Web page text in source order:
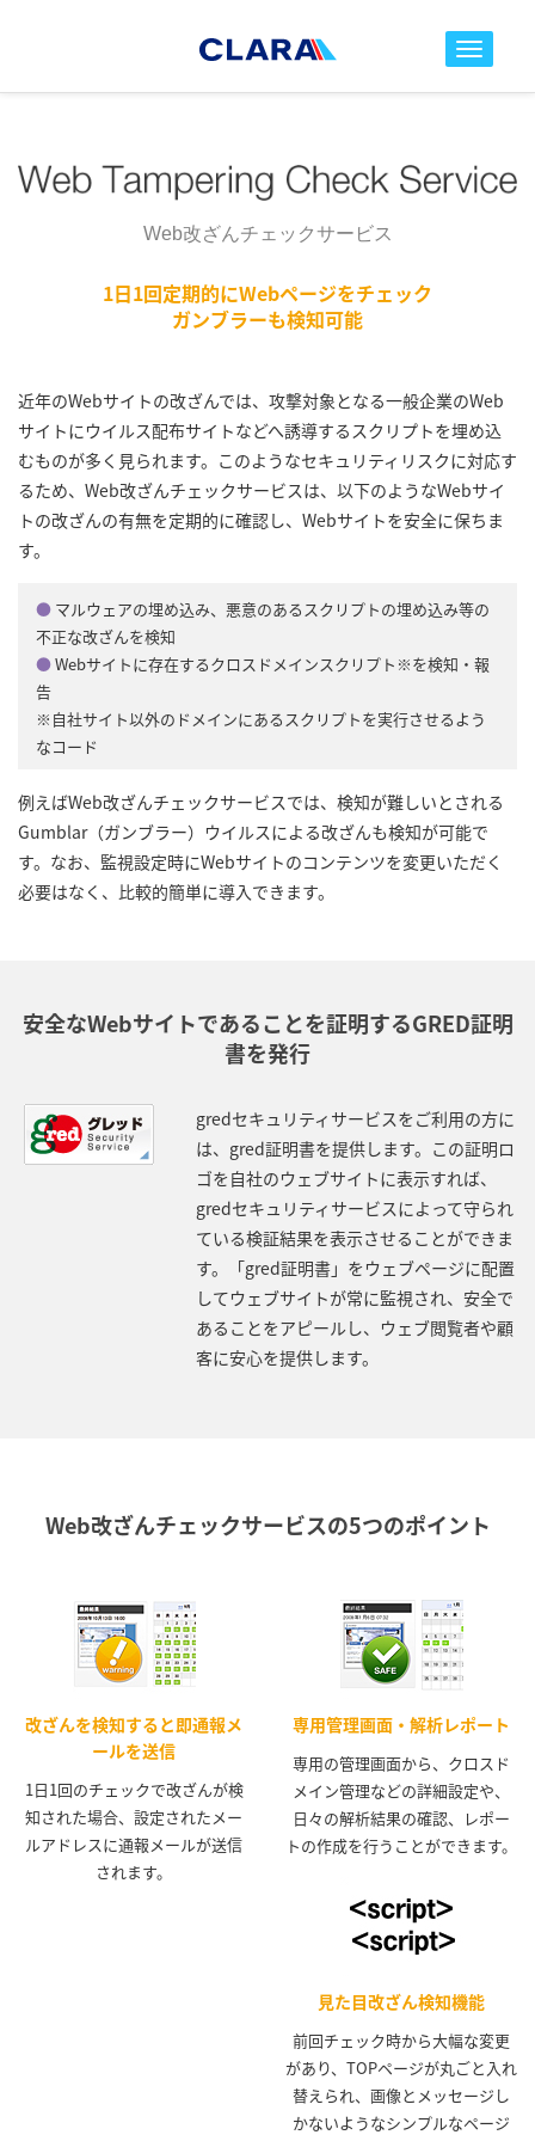
toggle
Web改ざんチェックサービス
1日1回定期的にWebページをチェック
ガンブラーも検知可能
近年のWebサイトの改ざんでは、攻撃対象となる一般企業のWeb
サイトにウイルス配布サイトなどへ誘導するスクリプトを埋め込
むものが多く見られます。このようなセキュリティリスクに対応す
るため、Web改ざんチェックサービスは、以下のようなWebサイ
トの改ざんの有無を定期的に確認し、Webサイトを安全に保ちま
す。
● マルウェアの埋め込み、悪意のあるスクリプトの埋め込み等の
不正な改ざんを検知
●Webサイトに存在するクロスドメインスクリプト※を検知・報
告
※自社サイト以外のドメインにあるスクリプトを実行させるよう
なコード
例えばWeb改ざんチェックサービスでは、検知が難しいとされる
Gumblar（ガンブラー）ウイルスによる改ざんも検知が可能で
す。なお、監視設定時にWebサイトのコンテンツを変更いただく
必要はなく、比較的簡単に導入できます。
安全なWebサイトであることを証明するGRED証明
書を発行
gredセキュリティサービスをご利用の方に
は、gred証明書を提供します。この証明ロ
ゴを自社のウェブサイトに表示すれば、
gredセキュリティサービスによって守られ
ている検証結果を表示させることができま
す。「gred証明書」をウェブページに配置
してウェブサイトが常に監視され、安全で
あることをアピールし、ウェブ閲覧者や顧
客に安心を提供します。
Web改ざんチェックサービスの5つのポイント
改ざんを検知すると即通報メ
ールを送信
1日1回のチェックで改ざんが検
知された場合、設定されたメー
ルアドレスに通報メールが送信
されます。
専用管理画面・解析レポート
専用の管理画面から、クロスド
メイン管理などの詳細設定や、
日々の解析結果の確認、レポー
トの作成を行うことができます。
見た目改ざん検知機能
前回チェック時から大幅な変更
があり、TOPページが丸ごと入れ
替えられ、画像とメッセージし
かないようなシンプルなページ